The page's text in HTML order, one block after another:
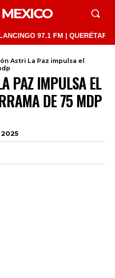
97.1 FM | QUERÉTARO
Astri La Paz impulsa el
PAZ IMPULSA EL
DE 75 MDP